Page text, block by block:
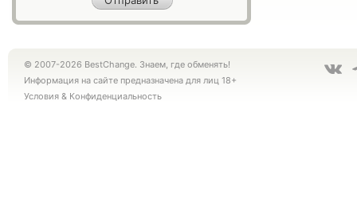
© 2007-2026 BestChange. Знаем, где обменять!
Информация на сайте предназначена для лиц 18+
Условия & Конфиденциальность